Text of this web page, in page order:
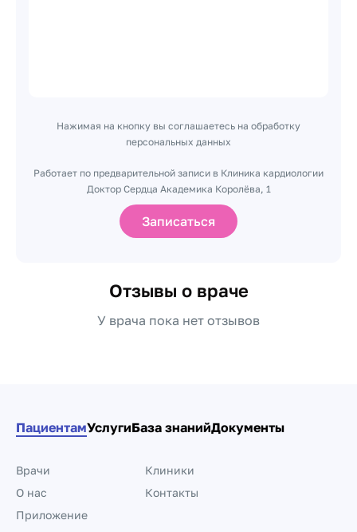
Нажимая на кнопку вы соглашаетесь на обработку
персональных данных
Работает по предварительной записи в Клиника кардиологии
Доктор Сердца Академика Королёва, 1
Записаться
Отзывы о враче
У врача пока нет отзывов
ПациентамУслугиБаза знанийДокументы
Врачи
Клиники
О нас
Контакты
Приложение